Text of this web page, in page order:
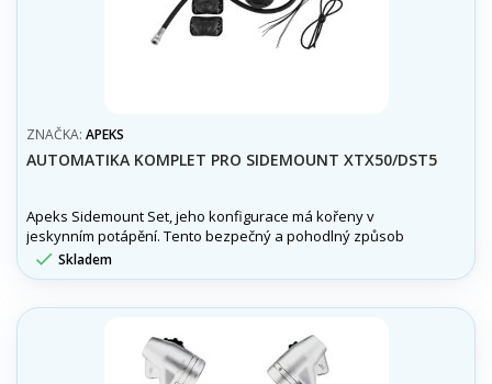
ZNAČKA: APEKS
AUTOMATIKA KOMPLET PRO SIDEMOUNT XTX50/DST5
Apeks Sidemount Set, jeho konfigurace má kořeny v
jeskynním potápění. Tento bezpečný a pohodlný způsob
uspořádání výstroje je velice oblíbený mezi technickými i
rekreačními potápěči.
 Skladem